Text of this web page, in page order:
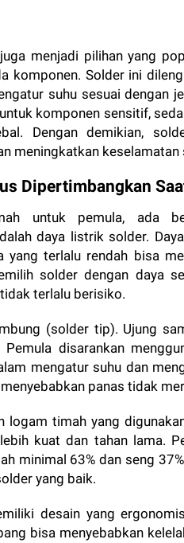
menjadi pilihan yang
komponen. Solder ini
suhu sesuai dengan
komponen sensitif,
Dengan demikian,
meningkatkan keselamatan
Dipertimbangkan
untuk pemula, ada
daya listrik solder.
yang terlalu rendah bisa
solder dengan daya
terlalu berisiko.
(solder tip). Ujung
disarankan
mengatur suhu dan
panas tidak
logam timah yang
kuat dan tahan lama.
minimal 63% dan seng
yang baik.
desain yang
bisa menyebabkan